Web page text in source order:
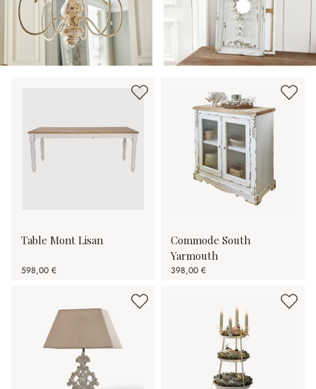
Table Mont Lisan
598,00 €
Commode South
Yarmouth
398,00 €